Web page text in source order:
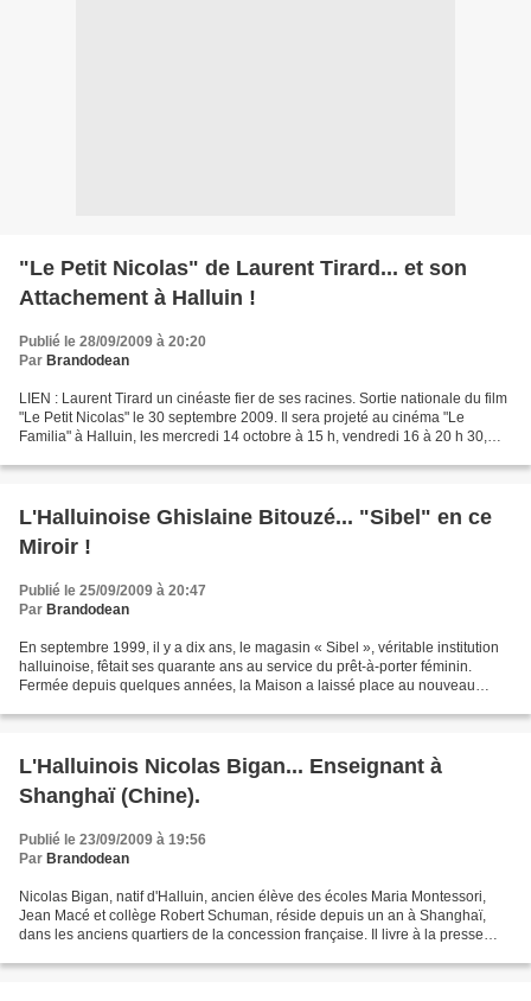
"Le Petit Nicolas" de Laurent Tirard... et son
Attachement à Halluin !
Publié le 28/09/2009 à 20:20
Par Brandodean
LIEN : Laurent Tirard un cinéaste fier de ses racines. Sortie nationale du film
"Le Petit Nicolas" le 30 septembre 2009. Il sera projeté au cinéma "Le
Familia" à Halluin, les mercredi 14 octobre à 15 h, vendredi 16 à 20 h 30,
L'Halluinoise Ghislaine Bitouzé... "Sibel" en ce
Miroir !
Publié le 25/09/2009 à 20:47
Par Brandodean
En septembre 1999, il y a dix ans, le magasin « Sibel », véritable institution
halluinoise, fêtait ses quarante ans au service du prêt-à-porter féminin.
Fermée depuis quelques années, la Maison a laissé place au nouveau
L'Halluinois Nicolas Bigan... Enseignant à
Shanghaï (Chine).
Publié le 23/09/2009 à 19:56
Par Brandodean
Nicolas Bigan, natif d'Halluin, ancien élève des écoles Maria Montessori,
Jean Macé et collège Robert Schuman, réside depuis un an à Shanghaï,
dans les anciens quartiers de la concession française. Il livre à la presse